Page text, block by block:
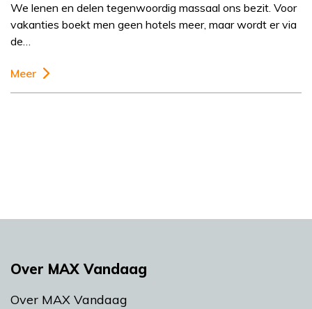
We lenen en delen tegenwoordig massaal ons bezit. Voor
vakanties boekt men geen hotels meer, maar wordt er via
de…
Meer
Over MAX Vandaag
Over MAX Vandaag